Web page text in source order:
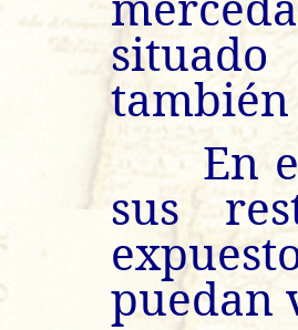
En
sus
puedan